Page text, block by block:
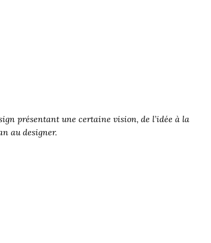
présentant une certaine vision, de l’idée à la
au designer.